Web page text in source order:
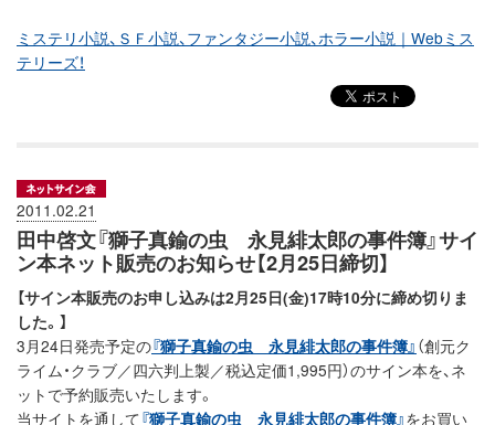
ミステリ小説、ＳＦ小説、ファンタジー小説、ホラー小説｜Webミス
テリーズ！
2011.02.21
田中啓文『獅子真鍮の虫 永見緋太郎の事件簿』サイ
ン本ネット販売のお知らせ【2月25日締切】
【サイン本販売のお申し込みは2月25日(金)17時10分に締め切りま
した。】
3月24日発売予定の『獅子真鍮の虫 永見緋太郎の事件簿』 （創元ク
ライム・クラブ／四六判上製／税込定価1,995円）のサイン本を、ネ
ットで予約販売いたします。
当サイトを通して『獅子真鍮の虫 永見緋太郎の事件簿』をお買い